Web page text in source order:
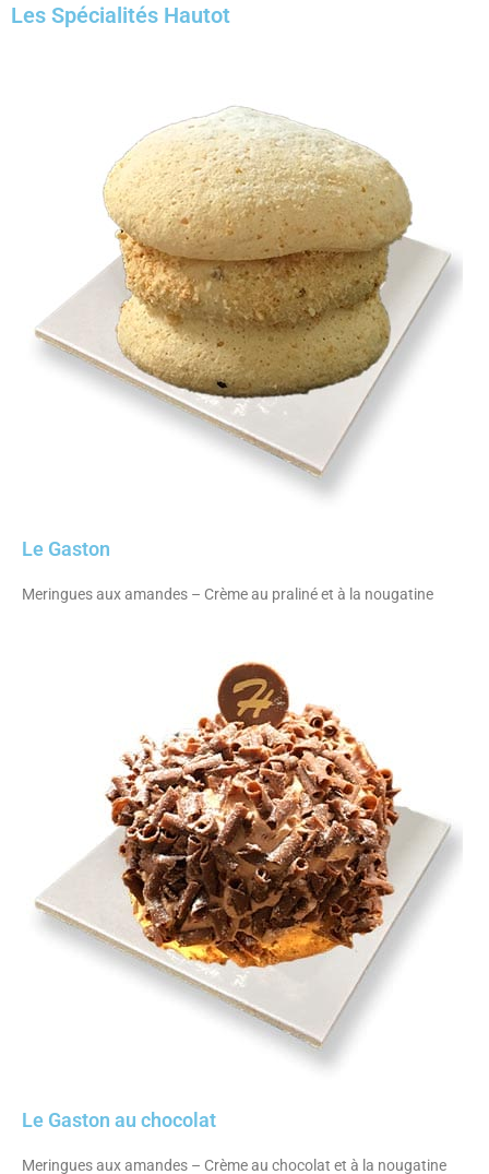
Les Spécialités Hautot
Le Gaston
Meringues aux amandes – Crème au praliné et à la nougatine
Le Gaston au chocolat
Meringues aux amandes – Crème au chocolat et à la nougatine